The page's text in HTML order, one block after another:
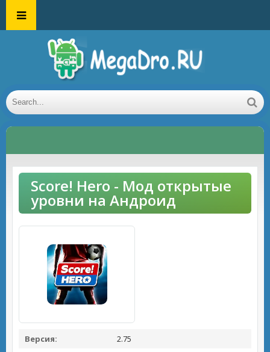
Score! Hero - Мод открытые
уровни на Андроид
Версия:
2.75